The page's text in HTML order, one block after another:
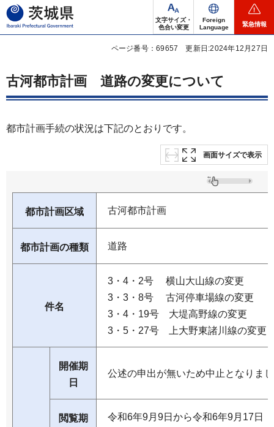
茨城県
文字サイズ・
色合い変更
Foreign
Language
緊急情報
ページ番号：69657 更新日:2024年12月27日
古河都市計画 道路の変更について
都市計画手続の状況は下記のとおりです。
画面サイズで表示
都市計画区域 古河都市計画
都市計画の種類 道路
件名
3・4・2号 横山大山線の変更
3・3・8号 古河停車場線の変更
3・4・19号 大堤高野線の変更
3・5・27号 上大野東諸川線の変更
開催期
日
公述の申出が無いため中止となりま
閲覧期
令和6年9月9日から令和6年9月17日